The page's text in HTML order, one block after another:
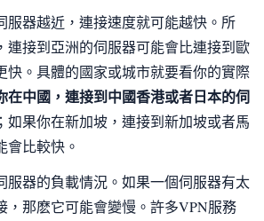
服器越近，連接速度就可能越快。所
連接到亞洲的伺服器可能會比連接到歐
快。具體的國家或城市就要看你的實際
在中國，連接到中國香港或者日本的伺
；如果你在新加坡，連接到新加坡或者馬
會比較快。
服器的負載情況。如果一個伺服器有太
，那麽它可能會變慢。許多VPN服務